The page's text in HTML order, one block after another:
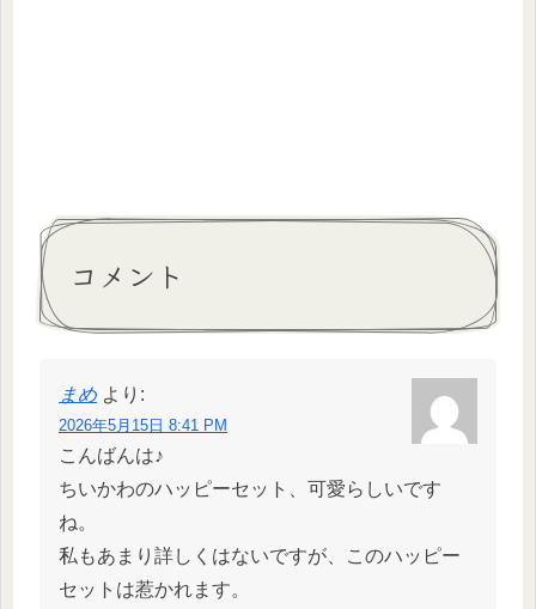
コメント
まめ より:
2026年5月15日 8:41 PM
こんばんは♪
ちいかわのハッピーセット、可愛らしいです
ね。
私もあまり詳しくはないですが、このハッピー
セットは惹かれます。